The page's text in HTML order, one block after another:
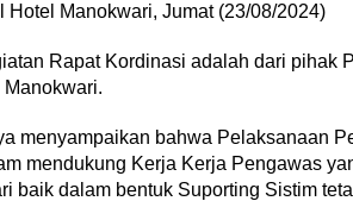
Manokwari, Jumat (23/08/2024)
Rapat Kordinasi adalah dari pihak
menyampaikan bahwa Pelaksanaan
mendukung Kerja Kerja Pengawas
baik dalam bentuk Suporting Sistim